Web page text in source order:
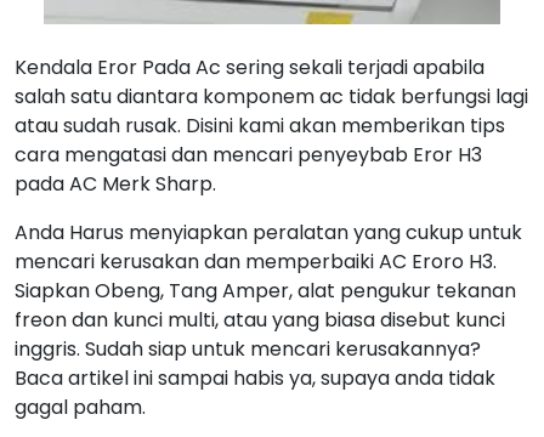
Kendala Eror Pada Ac sering sekali terjadi apabila
salah satu diantara komponem ac tidak berfungsi lagi
atau sudah rusak. Disini kami akan memberikan tips
cara mengatasi dan mencari penyeybab Eror H3
pada AC Merk Sharp.
Anda Harus menyiapkan peralatan yang cukup untuk
mencari kerusakan dan memperbaiki AC Eroro H3.
Siapkan Obeng, Tang Amper, alat pengukur tekanan
freon dan kunci multi, atau yang biasa disebut kunci
inggris. Sudah siap untuk mencari kerusakannya?
Baca artikel ini sampai habis ya, supaya anda tidak
gagal paham.